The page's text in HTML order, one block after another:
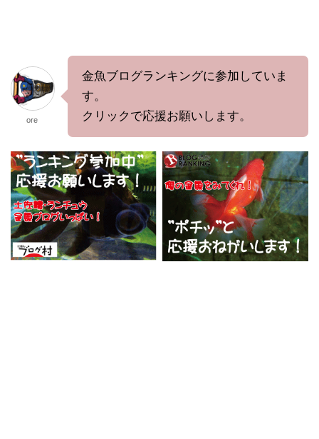
ore
金魚ブログランキングに参加していま
す。
クリックで応援お願いします。